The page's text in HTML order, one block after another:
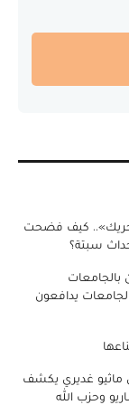
كيف فضحت
سبتة؟
بالجامعات
يدافعون
ماثيو غديري يكشف
وحزب الله